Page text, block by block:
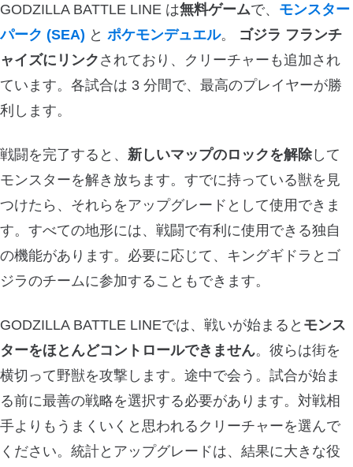
GODZILLA BATTLE LINE は無料ゲームで、 モンスター
パーク (SEA) と ポケモンデュエル。 ゴジラ フランチ
ャイズにリンク されており、クリーチャーも追加され
ています。各試合は 3 分間で、最高のプレイヤーが勝
利します。
戦闘を完了すると、 新しいマップのロックを解除して
モンスターを解き放ちます。すでに持っている獣を見
つけたら、それらをアップグレードとして使用できま
す。すべての地形には、戦闘で有利に使用できる独自
の機能があります。必要に応じて、キングギドラとゴ
ジラのチームに参加することもできます。
GODZILLA BATTLE LINEでは、戦いが始まると モンス
ターをほとんどコントロールできません。彼らは街を
横切って野獣を攻撃します。途中で会う。試合が始ま
る前に最善の戦略を選択する必要があります。対戦相
手よりもうまくいくと思われるクリーチャーを選んで
ください。統計とアップグレードは、結果に大きな役